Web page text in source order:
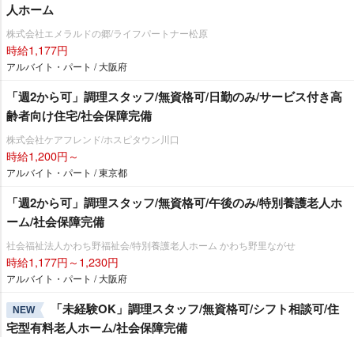
人ホーム
株式会社エメラルドの郷/ライフパートナー松原
時給1,177円
アルバイト・パート / 大阪府
「週2から可」調理スタッフ/無資格可/日勤のみ/サービス付き高
齢者向け住宅/社会保障完備
株式会社ケアフレンド/ホスピタウン川口
時給1,200円～
アルバイト・パート / 東京都
「週2から可」調理スタッフ/無資格可/午後のみ/特別養護老人ホ
ーム/社会保障完備
社会福祉法人かわち野福祉会/特別養護老人ホーム かわち野里ながせ
時給1,177円～1,230円
アルバイト・パート / 大阪府
NEW
「未経験OK」調理スタッフ/無資格可/シフト相談可/住
宅型有料老人ホーム/社会保障完備